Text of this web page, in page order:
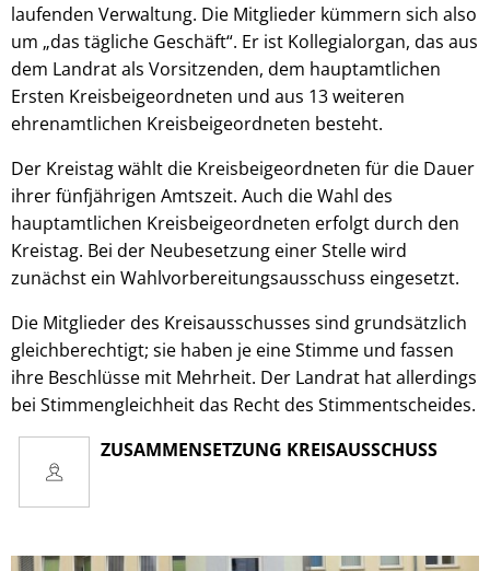
laufenden Verwaltung. Die Mitglieder kümmern sich also
um „das tägliche Geschäft“. Er ist Kollegialorgan, das aus
dem Landrat als Vorsitzenden, dem hauptamtlichen
Ersten Kreisbeigeordneten und aus 13 weiteren
ehrenamtlichen Kreisbeigeordneten besteht.
Der Kreistag wählt die Kreisbeigeordneten für die Dauer
ihrer fünfjährigen Amtszeit. Auch die Wahl des
hauptamtlichen Kreisbeigeordneten erfolgt durch den
Kreistag. Bei der Neubesetzung einer Stelle wird
zunächst ein Wahlvorbereitungsausschuss eingesetzt.
Die Mitglieder des Kreisausschusses sind grundsätzlich
gleichberechtigt; sie haben je eine Stimme und fassen
ihre Beschlüsse mit Mehrheit. Der Landrat hat allerdings
bei Stimmengleichheit das Recht des Stimmentscheides.
ZUSAMMENSETZUNG KREISAUSSCHUSS